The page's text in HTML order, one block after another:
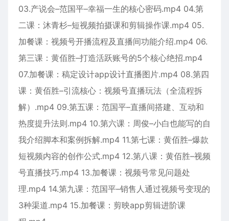
03.产说会–范国平–幸福一生的核心密码.mp4 04.第
二课：沐青杉–短视频拍摄课和剪辑操作课.mp4 05.
加餐课：视频号开播流程及直播间功能介绍.mp4 06.
第三课：黄佰胜–打造活跃账号的5个核心绝招.mp4
07.加餐课：稿定设计app设计直播图片.mp4 08.第四
课：黄佰胜–引流核心：视频号直播玩法（全流程拆
解）.mp4 09.第五课：范国平–直播间搭建、互动和
热度提升法则.mp4 10.第六课：周俊–小白也能写的自
我介绍脚本和案例拆解.mp4 11.第七课：黄佰胜–爆款
短视频内容的创作公式.mp4 12.第八课：黄佰胜–视频
号直播技巧.mp4 13.加餐课：视频号常见问题处
理.mp4 14.第九课：范国平–销售人通过视频号变现的
3种渠道.mp4 15.加餐课：剪映app剪辑进阶课